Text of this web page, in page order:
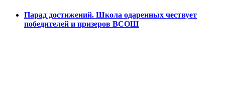
Парад достижений. Школа одаренных чествует
победителей и призеров ВСОШ